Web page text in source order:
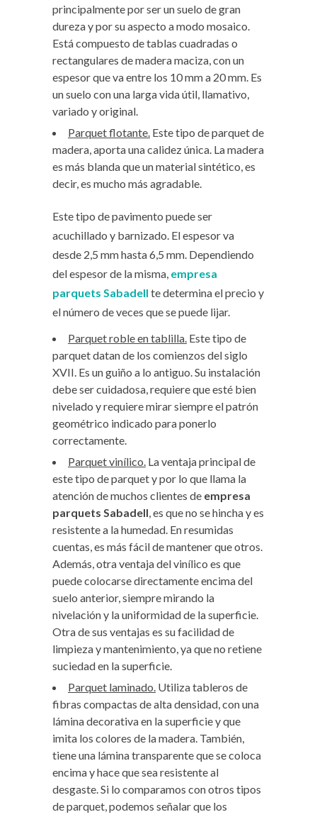
principalmente por ser un suelo de gran
dureza y por su aspecto a modo mosaico.
Está compuesto de tablas cuadradas o
rectangulares de madera maciza, con un
espesor que va entre los 10 mm a 20 mm. Es
un suelo con una larga vida útil, llamativo,
variado y original.
Parquet flotante. Este tipo de parquet de
madera, aporta una calidez única. La madera
es más blanda que un material sintético, es
decir, es mucho más agradable.
Este tipo de pavimento puede ser
acuchillado y barnizado. El espesor va
desde 2,5 mm hasta 6,5 mm. Dependiendo
del espesor de la misma, empresa
parquets Sabadell te determina el precio y
el número de veces que se puede lijar.
Parquet roble en tablilla. Este tipo de
parquet datan de los comienzos del siglo
XVII. Es un guiño a lo antiguo. Su instalación
debe ser cuidadosa, requiere que esté bien
nivelado y requiere mirar siempre el patrón
geométrico indicado para ponerlo
correctamente.
Parquet vinílico. La ventaja principal de
este tipo de parquet y por lo que llama la
atención de muchos clientes de empresa
parquets Sabadell, es que no se hincha y es
resistente a la humedad. En resumidas
cuentas, es más fácil de mantener que otros.
Además, otra ventaja del vinílico es que
puede colocarse directamente encima del
suelo anterior, siempre mirando la
nivelación y la uniformidad de la superficie.
Otra de sus ventajas es su facilidad de
limpieza y mantenimiento, ya que no retiene
suciedad en la superficie.
Parquet laminado. Utiliza tableros de
fibras compactas de alta densidad, con una
lámina decorativa en la superficie y que
imita los colores de la madera. También,
tiene una lámina transparente que se coloca
encima y hace que sea resistente al
desgaste. Si lo comparamos con otros tipos
de parquet, podemos señalar que los